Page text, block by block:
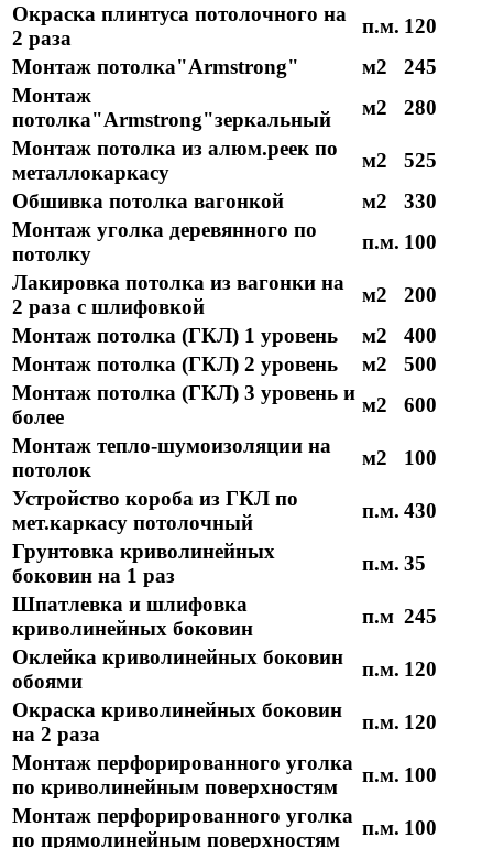
Окраска плинтуса потолочного на
2 раза
п.м. 120
Монтаж потолка"Armstrong"
м2
245
Монтаж
потолка"Armstrong"зеркальный
м2
280
Монтаж потолка из алюм.реек по
металлокаркасу
м2
525
Обшивка потолка вагонкой
м2
330
Монтаж уголка деревянного по
потолку
п.м. 100
Лакировка потолка из вагонки на
2 раза с шлифовкой
м2
200
Монтаж потолка (ГКЛ) 1 уровень
м2
400
Монтаж потолка (ГКЛ) 2 уровень
м2
500
Монтаж потолка (ГКЛ) 3 уровень и
более
м2
600
Монтаж тепло-шумоизоляции на
потолок
м2
100
Устройство короба из ГКЛ по
мет.каркасу потолочный
п.м. 430
Грунтовка криволинейных
боковин на 1 раз
п.м. 35
Шпатлевка и шлифовка
криволинейных боковин
п.м 245
Оклейка криволинейных боковин
обоями
п.м. 120
Окраска криволинейных боковин
на 2 раза
п.м. 120
Монтаж перфорированного уголка
по криволинейным поверхностям
п.м. 100
Монтаж перфорированного уголка
по прямолинейным поверхностям
п.м. 100